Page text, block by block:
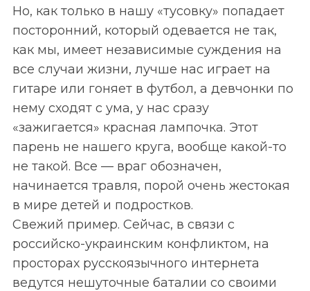
Но, как только в нашу «тусовку» попадает
посторонний, который одевается не так,
как мы, имеет независимые суждения на
все случаи жизни, лучше нас играет на
гитаре или гоняет в футбол, а девчонки по
нему сходят с ума, у нас сразу
«зажигается» красная лампочка. Этот
парень не нашего круга, вообще какой-то
не такой. Все — враг обозначен,
начинается травля, порой очень жестокая
в мире детей и подростков.
Свежий пример. Сейчас, в связи с
российско-украинским конфликтом, на
просторах русскоязычного интернета
ведутся нешуточные баталии со своими